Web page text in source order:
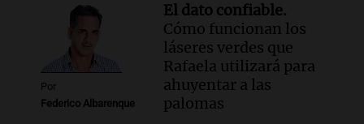
Por
Federico Albarenque
El dato confiable.
Cómo funcionan los
láseres verdes que
Rafaela utilizará para
ahuyentar a las
palomas